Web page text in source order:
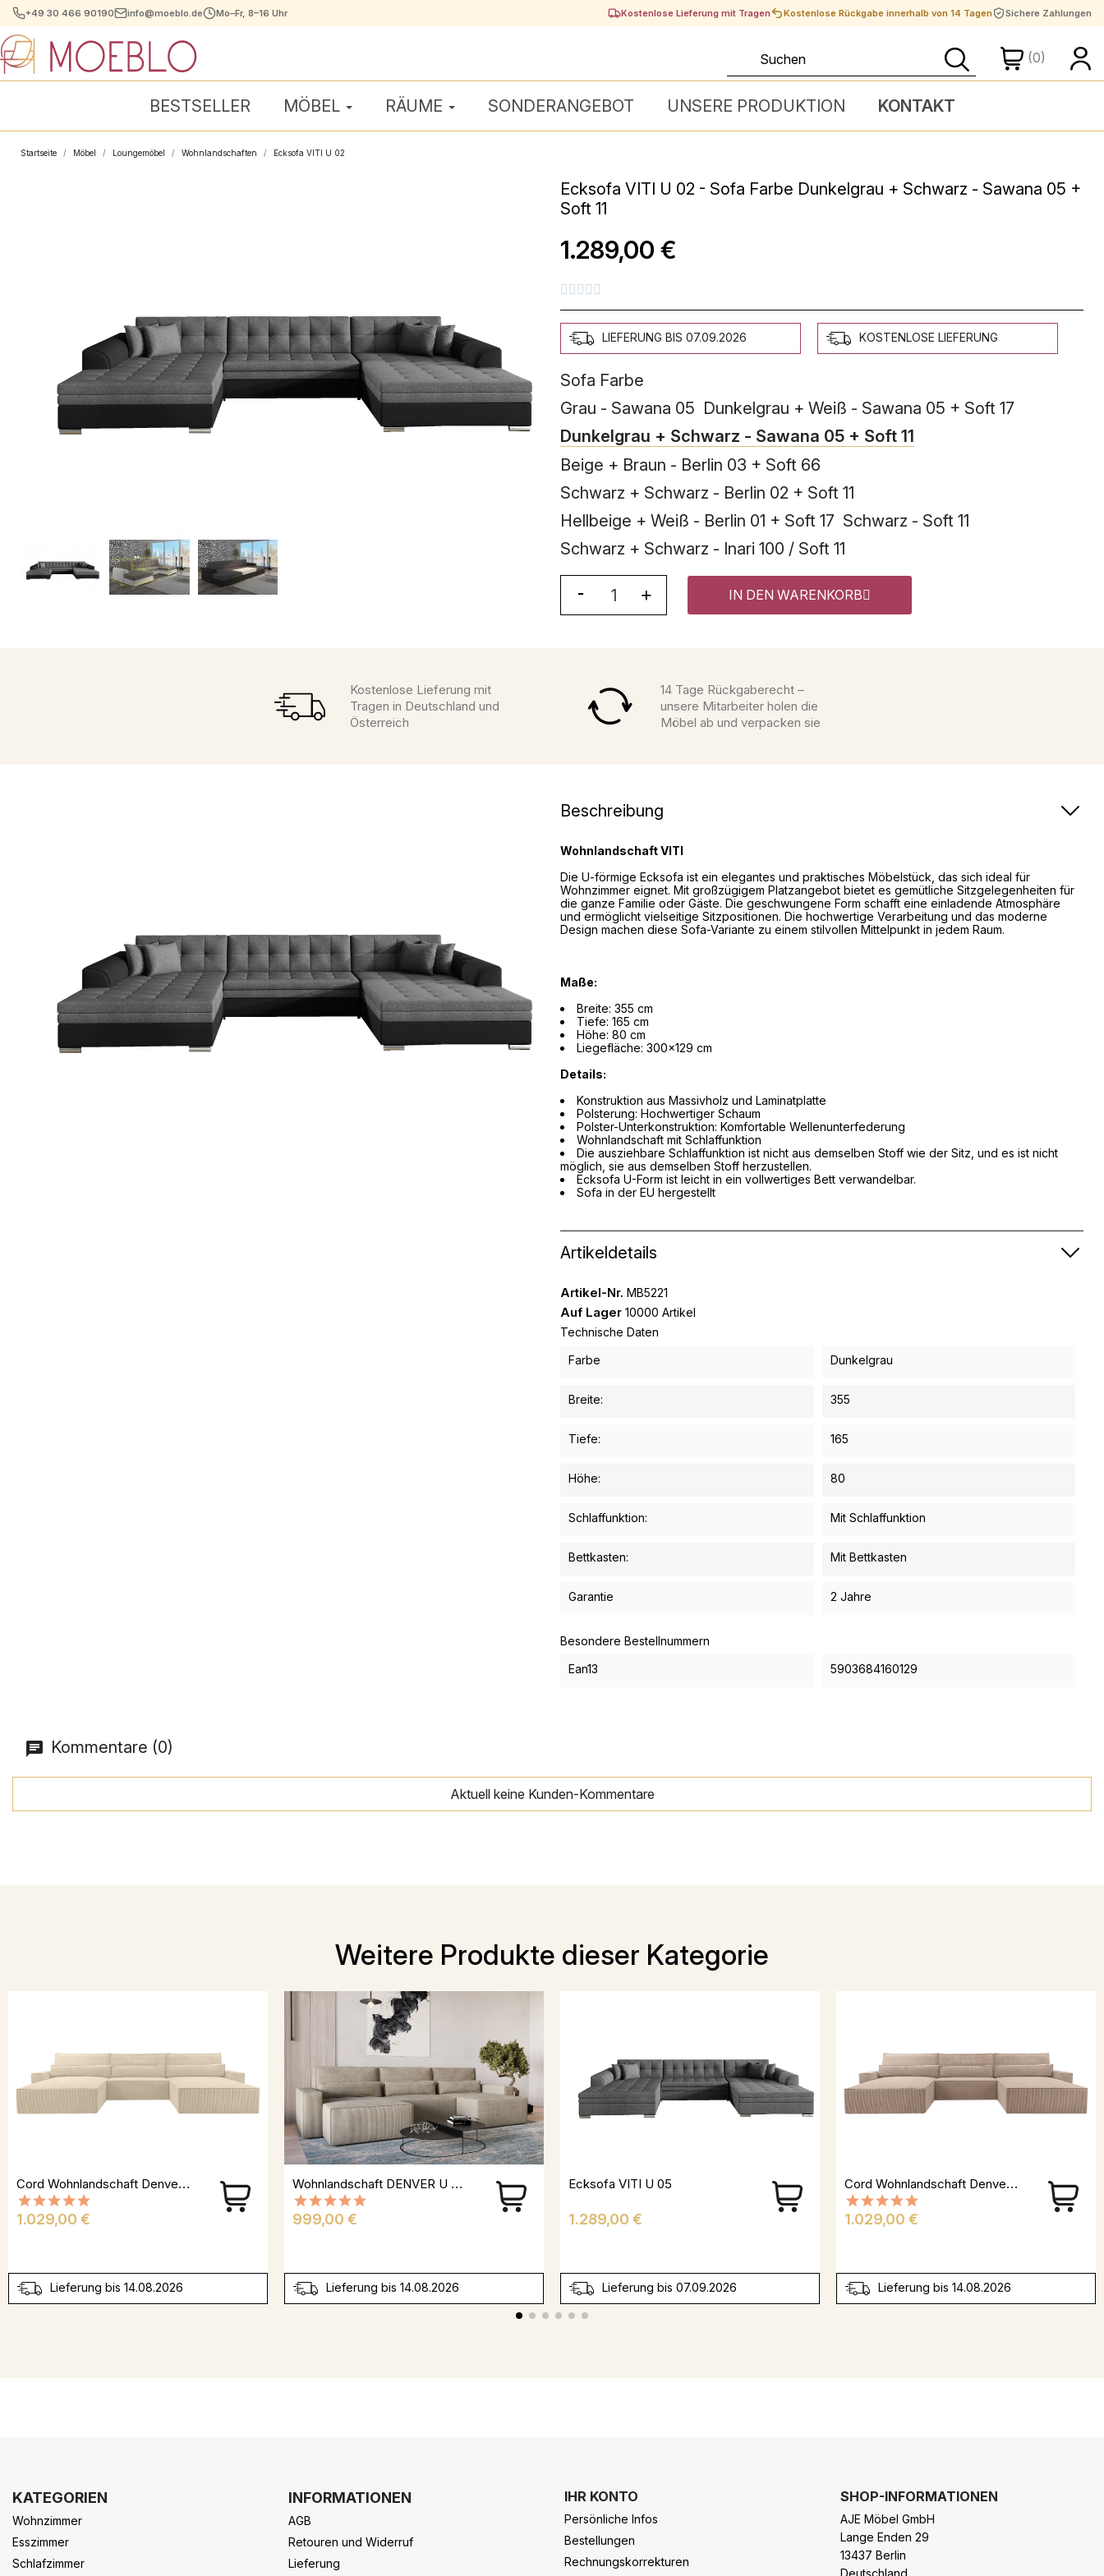
+49 30 466 90190 info@moeblo.de Mo–Fr, 8–16 Uhr Kostenlose Lieferung mit Tragen Kostenlose Rückgabe innerhalb von 14 Tagen Sichere Zahlungen
(0)
BESTSELLER MÖBEL RÄUME SONDERANGEBOT UNSERE PRODUKTION KONTAKT
Startseite Möbel Loungemöbel Wohnlandschaften Ecksofa VITI U 02
Ecksofa VITI U 02 - Sofa Farbe Dunkelgrau + Schwarz - Sawana 05 +
Soft 11
1.289,00 €
    
LIEFERUNG BIS 07.09.2026 KOSTENLOSE LIEFERUNG
Sofa Farbe
Grau - Sawana 05 Dunkelgrau + Weiß - Sawana 05 + Soft 17
Dunkelgrau + Schwarz - Sawana 05 + Soft 11
Beige + Braun - Berlin 03 + Soft 66
Schwarz + Schwarz - Berlin 02 + Soft 11
Hellbeige + Weiß - Berlin 01 + Soft 17 Schwarz - Soft 11
Schwarz + Schwarz - Inari 100 / Soft 11
IN DEN WARENKORB
Kostenlose Lieferung mit
Tragen in Deutschland und
Österreich
14 Tage Rückgaberecht –
unsere Mitarbeiter holen die
Möbel ab und verpacken sie
Beschreibung
Wohnlandschaft VITI
Die U-förmige Ecksofa ist ein elegantes und praktisches Möbelstück, das sich ideal für
Wohnzimmer eignet. Mit großzügigem Platzangebot bietet es gemütliche Sitzgelegenheiten für
die ganze Familie oder Gäste. Die geschwungene Form schafft eine einladende Atmosphäre
und ermöglicht vielseitige Sitzpositionen. Die hochwertige Verarbeitung und das moderne
Design machen diese Sofa-Variante zu einem stilvollen Mittelpunkt in jedem Raum.
Maße:
Breite: 355 cm
Tiefe: 165 cm
Höhe: 80 cm
Liegefläche: 300x129 cm
Details:
Konstruktion aus Massivholz und Laminatplatte
Polsterung: Hochwertiger Schaum
Polster-Unterkonstruktion: Komfortable Wellenunterfederung
Wohnlandschaft mit Schlaffunktion
Die ausziehbare Schlaffunktion ist nicht aus demselben Stoff wie der Sitz, und es ist nicht
möglich, sie aus demselben Stoff herzustellen.
Ecksofa U-Form ist leicht in ein vollwertiges Bett verwandelbar.
Sofa in der EU hergestellt
Artikeldetails
Artikel-Nr. MB5221
Auf Lager 10000 Artikel
Technische Daten
Farbe
Dunkelgrau
Breite: 355
Tiefe: 165
Höhe: 80
Schlaffunktion: Mit Schlaffunktion
Bettkasten: Mit Bettkasten
Garantie 2 Jahre
Besondere Bestellnummern
Ean13
5903684160129
Kommentare (0)
Aktuell keine Kunden-Kommentare
Weitere Produkte dieser Kategorie
Cord Wohnlandschaft Denver U
Preis
1.029,00 €
Lieferung bis 14.08.2026
Wohnlandschaft DENVER U MINI Aus Cord
Preis
999,00 €
Lieferung bis 14.08.2026
Ecksofa VITI U 05
Preis
1.289,00 €
Lieferung bis 07.09.2026
Cord Wohnlandschaft Denver U
Preis
1.029,00 €
Lieferung bis 14.08.2026
KATEGORIEN
Wohnzimmer
Esszimmer
Schlafzimmer
INFORMATIONEN
AGB
Retouren und Widerruf
Lieferung
IHR KONTO
Persönliche Infos
Bestellungen
Rechnungskorrekturen
SHOP-INFORMATIONEN
AJE Möbel GmbH
Lange Enden 29
13437 Berlin
Deutschland